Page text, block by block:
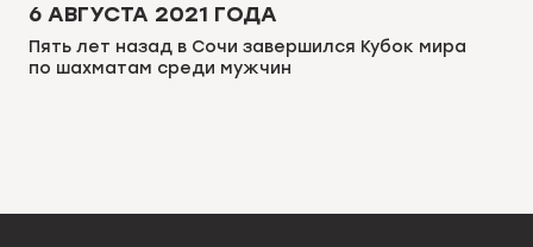
6 АВГУСТА 2021 ГОДА
Пять лет назад в Сочи завершился Кубок мира
по шахматам среди мужчин